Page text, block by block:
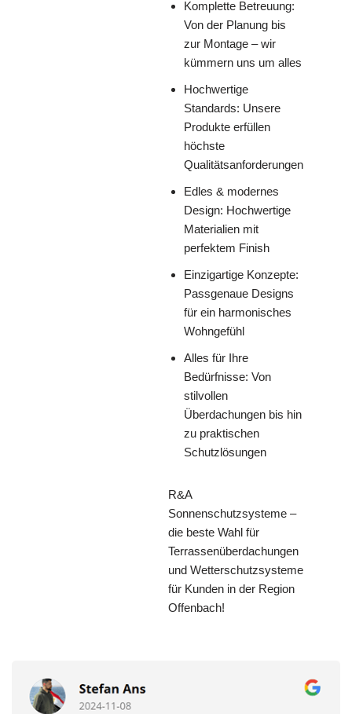
Komplette Betreuung:
Von der Planung bis
zur Montage – wir
kümmern uns um alles
Hochwertige
Standards: Unsere
Produkte erfüllen
höchste
Qualitätsanforderungen
Edles & modernes
Design: Hochwertige
Materialien mit
perfektem Finish
Einzigartige Konzepte:
Passgenaue Designs
für ein harmonisches
Wohngefühl
Alles für Ihre
Bedürfnisse: Von
stilvollen
Überdachungen bis hin
zu praktischen
Schutzlösungen
R&A
Sonnenschutzsysteme –
die beste Wahl für
Terrassenüberdachungen
und Wetterschutzsysteme
für Kunden in der Region
Offenbach!